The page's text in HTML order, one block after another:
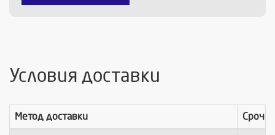
Условия доставки
Метод доставки